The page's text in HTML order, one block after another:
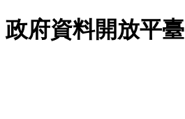
跳至主要內容
政府資料開放平臺